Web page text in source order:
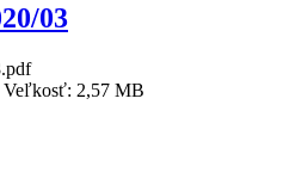
03
Veľkosť: 2,57 MB